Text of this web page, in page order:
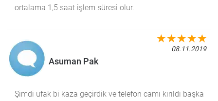
ortalama 1,5 saat işlem süresi olur.
Asuman Pak
08.11.2019
Şimdi ufak bi kaza geçirdik ve telefon camı kırıldı başka